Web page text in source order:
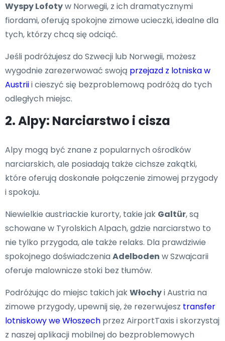
Wyspy Lofotyw Norwegii, z ich dramatycznymi
fiordami, oferują spokojne zimowe ucieczki, idealne dla
tych, którzy chcą się odciąć.
Jeśli podróżujesz do Szwecji lub Norwegii, możesz
wygodnie zarezerwować swoją przejazd z lotniska w
Austriii cieszyć się bezproblemową podróżą do tych
odległych miejsc.
2. Alpy: Narciarstwo i cisza
Alpy mogą być znane z popularnych ośrodków
narciarskich, ale posiadają także cichsze zakątki,
które oferują doskonałe połączenie zimowej przygody
i spokoju.
Niewielkie austriackie kurorty, takie jak Galtür, są
schowane w Tyrolskich Alpach, gdzie narciarstwo to
nie tylko przygoda, ale także relaks. Dla prawdziwie
spokojnego doświadczeniaAdelboden w Szwajcarii
oferuje malownicze stoki bez tłumów.
Podróżując do miejsc takich jakWłochyi Austria na
zimowe przygody, upewnij się, że rezerwujesz transfer
lotniskowy we Włoszech przez AirportTaxis i skorzystaj
z naszej aplikacji mobilnej do bezproblemowych